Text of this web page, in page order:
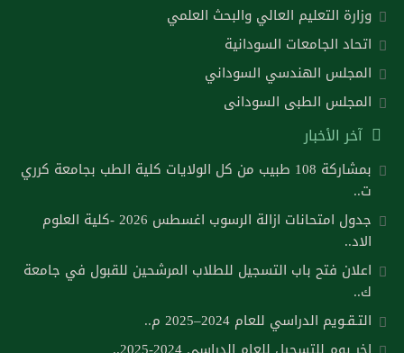
وزارة التعليم العالي والبحث العلمي
اتحاد الجامعات السودانية
المجلس الهندسي السوداني
المجلس الطبى السودانى
آخر الأخبار
بمشاركة 108 طبيب من كل الولايات كلية الطب بجامعة كرري
ت..
جدول امتحانات ازالة الرسوب اغسطس 2026 -كلية العلوم
الاد..
اعلان فتح باب التسجيل للطلاب المرشحين للقبول في جامعة
ك..
التـقـويم الدراسي للعام 2024–2025 م..